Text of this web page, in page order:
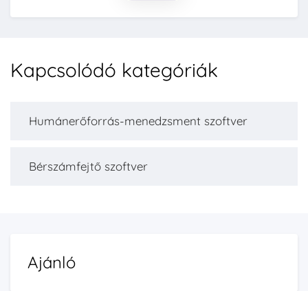
Kapcsolódó kategóriák
Humánerőforrás-menedzsment szoftver
Bérszámfejtő szoftver
Ajánló